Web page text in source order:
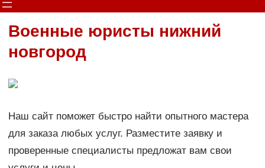
Военные юристы нижний
новгород
Наш сайт поможет быстро найти опытного мастера
для заказа любых услуг. Разместите заявку и
проверенные специалисты предложат вам свои